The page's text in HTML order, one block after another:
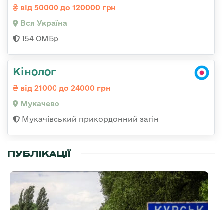
від 50000 до 120000 грн
Вся Україна
154 ОМБр
Кінолог
від 21000 до 24000 грн
Мукачево
Мукачівський прикордонний загін
ПУБЛІКАЦІЇ